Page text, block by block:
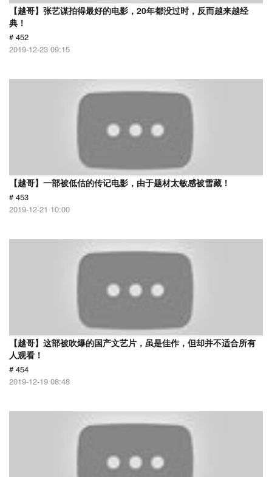
【越哥】张艺谋拍得最好的电影，20年都没过时，反而越来越经
典！
# 452
2019-12-23 09:15
【越哥】一部被低估的传记电影，由于题材太敏感被雪藏！
# 453
2019-12-21 10:00
【越哥】这部被吹爆的国产文艺片，虽是佳作，但却并不适合所有
人观看！
# 454
2019-12-19 08:48